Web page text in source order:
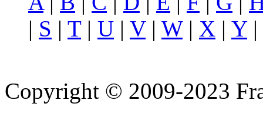
| S | T| U | V| W| X | Y|
Copyright © 2009-2023